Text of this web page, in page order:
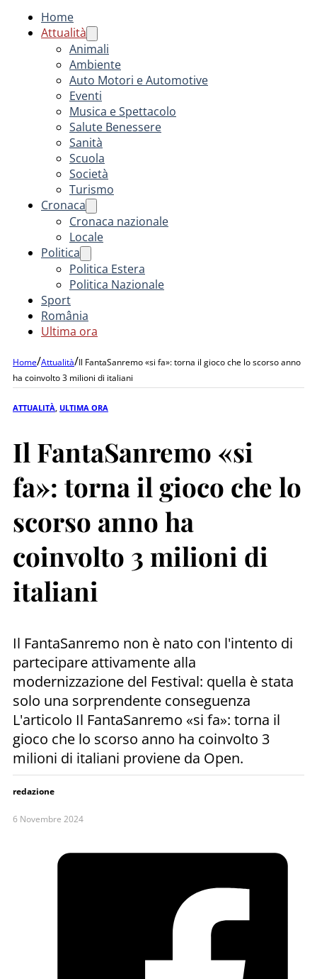
Home
Attualità
Animali
Ambiente
Auto Motori e Automotive
Eventi
Musica e Spettacolo
Salute Benessere
Sanità
Scuola
Società
Turismo
Cronaca
Cronaca nazionale
Locale
Politica
Politica Estera
Politica Nazionale
Sport
România
Ultima ora
Home/Attualità/Il FantaSanremo «si fa»: torna il gioco che lo scorso anno
ha coinvolto 3 milioni di italiani
ATTUALITÀ ULTIMA ORA
Il FantaSanremo «si
fa»: torna il gioco che lo
scorso anno ha
coinvolto 3 milioni di
italiani
Il FantaSanremo non è nato con l'intento di
partecipare attivamente alla
modernizzazione del Festival: quella è stata
solo una sorprendente conseguenza
L'articolo Il FantaSanremo «si fa»: torna il
gioco che lo scorso anno ha coinvolto 3
milioni di italiani proviene da Open.
redazione
6 Novembre 2024